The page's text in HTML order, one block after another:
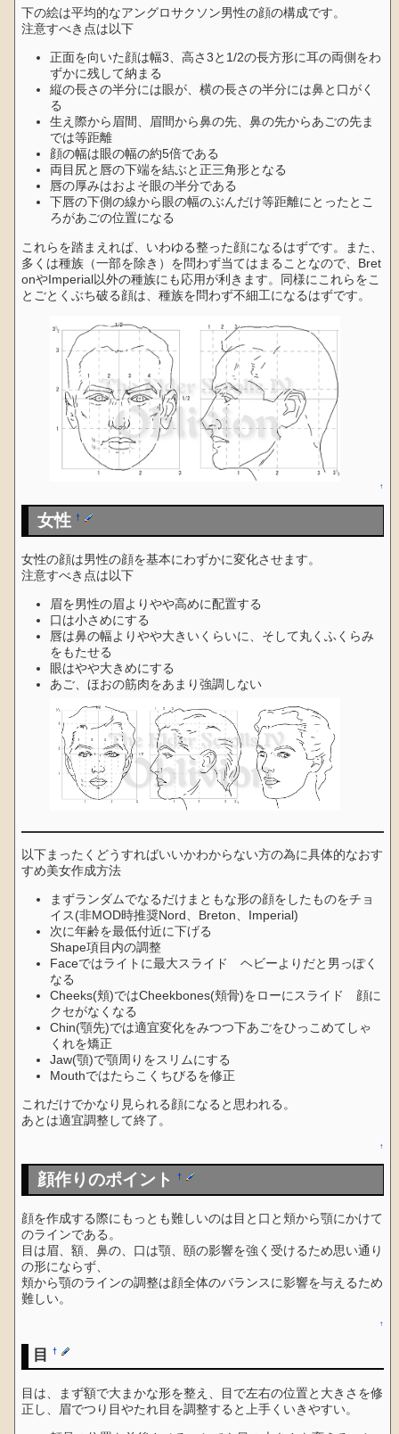
下の絵は平均的なアングロサクソン男性の顔の構成です。
注意すべき点は以下
正面を向いた顔は幅3、高さ3と1/2の長方形に耳の両側をわ
ずかに残して納まる
縦の長さの半分には眼が、横の長さの半分には鼻と口がく
る
生え際から眉間、眉間から鼻の先、鼻の先からあごの先ま
では等距離
顔の幅は眼の幅の約5倍である
両目尻と唇の下端を結ぶと正三角形となる
唇の厚みはおよそ眼の半分である
下唇の下側の線から眼の幅のぶんだけ等距離にとったとこ
ろがあごの位置になる
これらを踏まえれば、いわゆる整った顔になるはずです。また、
多くは種族（一部を除き）を問わず当てはまることなので、Bret
onやImperial以外の種族にも応用が利きます。同様にこれらをこ
とごとくぶち破る顔は、種族を問わず不細工になるはずです。
↑
女性†
女性の顔は男性の顔を基本にわずかに変化させます。
注意すべき点は以下
眉を男性の眉よりやや高めに配置する
口は小さめにする
唇は鼻の幅よりやや大きいくらいに、そして丸くふくらみ
をもたせる
眼はやや大きめにする
あご、ほおの筋肉をあまり強調しない
以下まったくどうすればいいかわからない方の為に具体的なおす
すめ美女作成方法
まずランダムでなるだけまともな形の顔をしたものをチョ
イス(非MOD時推奨Nord、Breton、Imperial)
次に年齢を最低付近に下げる
Shape項目内の調整
Faceではライトに最大スライド ヘビーよりだと男っぽく
なる
Cheeks(頬)ではCheekbones(頬骨)をローにスライド 顔に
クセがなくなる
Chin(顎先)では適宜変化をみつつ下あごをひっこめてしゃ
くれを矯正
Jaw(顎)で顎周りをスリムにする
Mouthではたらこくちびるを修正
これだけでかなり見られる顔になると思われる。
あとは適宜調整して終了。
↑
顔作りのポイント†
顔を作成する際にもっとも難しいのは目と口と頬から顎にかけて
のラインである。
目は眉、額、鼻の、口は顎、頤の影響を強く受けるため思い通り
の形にならず、
頬から顎のラインの調整は顔全体のバランスに影響を与えるため
難しい。
↑
目†
目は、まず額で大まかな形を整え、目で左右の位置と大きさを修
正し、眉でつり目やたれ目を調整すると上手くいきやすい。